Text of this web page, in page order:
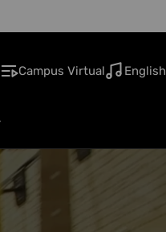
Campus Virtual English